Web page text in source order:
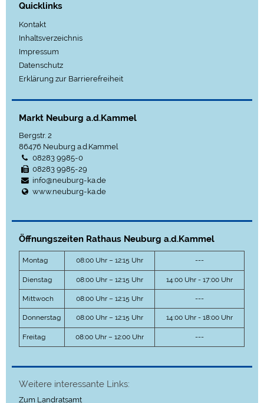
Quicklinks
Kontakt
Inhaltsverzeichnis
Impressum
Datenschutz
Erklärung zur Barrierefreiheit
Markt Neuburg a.d.Kammel
Bergstr. 2
86476 Neuburg a.d.Kammel
08283 9985-0
08283 9985-29
info@neuburg-ka.de
www.neuburg-ka.de
Öffnungszeiten Rathaus Neuburg a.d.Kammel
Montag 08:00 Uhr – 12:15 Uhr ---
Dienstag 08:00 Uhr – 12:15 Uhr 14:00 Uhr - 17:00 Uhr
Mittwoch 08:00 Uhr – 12:15 Uhr ---
Donnerstag 08:00 Uhr – 12:15 Uhr 14:00 Uhr - 18:00 Uhr
Freitag 08:00 Uhr – 12:00 Uhr ---
Weitere interessante Links:
Zum Landratsamt